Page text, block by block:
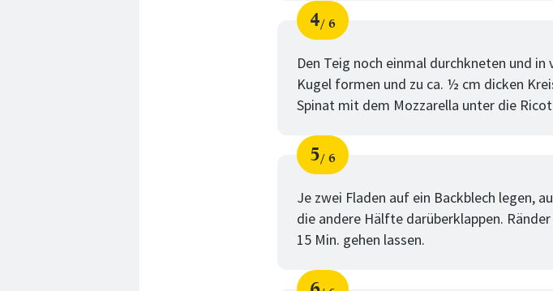
Schritt
4
von
6
Den Teig noch einmal durchkneten und
Kugel formen und zu ca. ½ cm dicken
Spinat mit dem Mozzarella unter die
Schritt
5
von
6
Je zwei Fladen auf ein Backblech legen,
die andere Hälfte darüberklappen.
15 Min. gehen lassen.